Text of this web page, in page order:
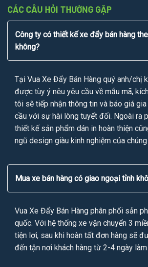
CÁC CÂU HỎI THƯỜNG GẶP
Công ty có thiết kế xe đẩy bán hàng
không?
Tại Vua Xe Đẩy Bán Hàng quý anh/chị
được tùy ý nêu yêu cầu về mẫu mã,
tôi sẽ tiếp nhận thông tin và báo giá
cầu với sự hài lòng tuyết đối. Ngoài ra
thiết kế sản phẩm dán in hoàn thiện
ngũ design giàu kinh nghiệm của
Mua xe bán hàng có giao ngoại tỉnh
Vua Xe Đẩy Bán Hàng phân phối sản
quốc. Với hệ thống xe vận chuyển 3
tiện lợi, sau khi hoàn tất đơn hàng sẽ
đến tận nơi khách hàng từ 2-4 ngày